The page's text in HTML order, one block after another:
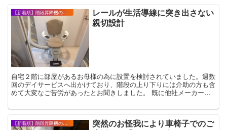
【新着順】階段昇降機の設置事例・お客様の声
レールが生活導線に突き出さない
親切設計
自宅２階に部屋があるお母様の為に設置を検討されていました。週数
回のデイサービスへ出かけており、階段の上り下りには介助の方も含
めて大変なご苦労があったとお聞きしました。 既に他社メーカーに
【新着順】階段昇降機の設置事例・お客様の声
突然のお怪我により車椅子でのご